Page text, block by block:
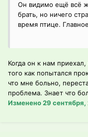
Он видимо ещё всё
брать, но ничего
время птице.
Когда он к нам
того как попытался
что мне больно,
проблема. Знает что
Изменено29 сентября,